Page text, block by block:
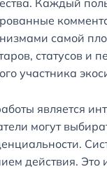
Каждый
самой
статусов и
участника
является
могут
действия.